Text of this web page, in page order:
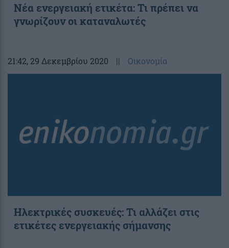
Νέα ενεργειακή ετικέτα: Τι πρέπει να
γνωρίζουν οι καταναλωτές
21:42, 29 Δεκεμβρίου 2020 || Οικονομία
Ηλεκτρικές συσκευές: Τι αλλάζει στις
ετικέτες ενεργειακής σήμανσης